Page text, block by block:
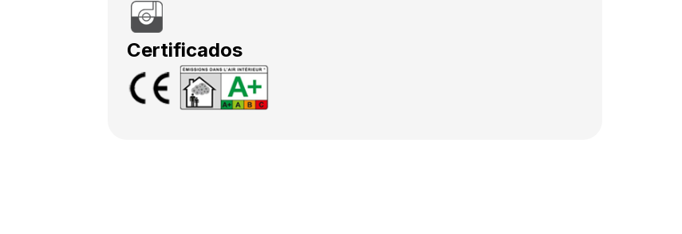
Certificados